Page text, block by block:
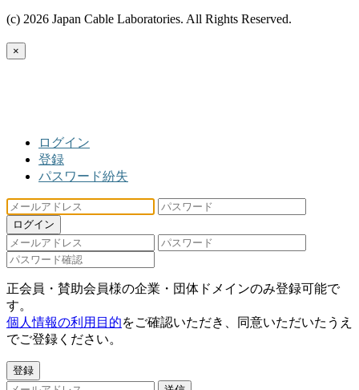
(c) 2026 Japan Cable Laboratories. All Rights Reserved.
×
ログイン
登録
パスワード紛失
ログイン
正会員・賛助会員様の企業・団体ドメインのみ登録可能で
す。
個人情報の利用目的をご確認いただき、同意いただいたうえ
でご登録ください。
登録